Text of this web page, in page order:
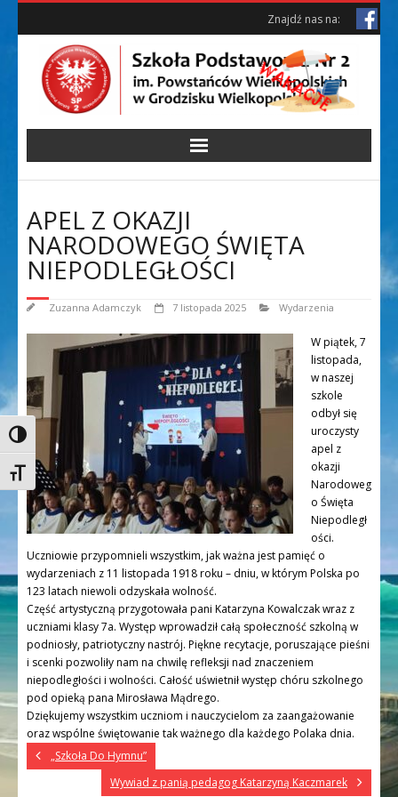
Skip
Toggle High Contrast
Toggle Font size
Skip
Znajdź nas na:
APEL Z OKAZJI
NARODOWEGO ŚWIĘTA
NIEPODLEGŁOŚCI
Zuzanna Adamczyk 7 listopada 2025 Wydarzenia
W piątek, 7
listopada,
w naszej
szkole
odbył się
uroczysty
apel z
okazji
Narodoweg
o Święta
Niepodległ
ości.
Uczniowie przypomnieli wszystkim, jak ważna jest pamięć o
wydarzeniach z 11 listopada 1918 roku – dniu, w którym Polska po
123 latach niewoli odzyskała wolność.
Część artystyczną przygotowała pani Katarzyna Kowalczak wraz z
uczniami klasy 7a. Występ wprowadził całą społeczność szkolną w
podniosły, patriotyczny nastrój. Piękne recytacje, poruszające pieśni
i scenki pozwoliły nam na chwilę refleksji nad znaczeniem
niepodległości i wolności. Całość uświetnił występ chóru szkolnego
pod opieką pana Mirosława Mądrego.
Dziękujemy wszystkim uczniom i nauczycielom za zaangażowanie
oraz wspólne świętowanie tak ważnego dla każdego Polaka dnia.
„Szkoła Do Hymnu”
Wywiad z panią pedagog Katarzyną Kaczmarek